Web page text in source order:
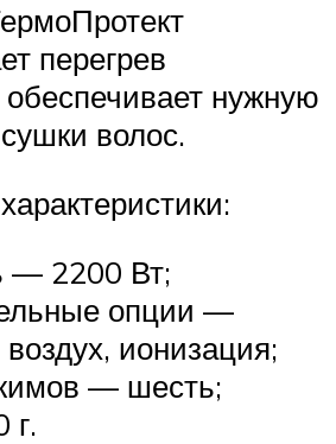
перегрев
обеспечивает нужную
волос.
— 2200 Вт;
опции —
ионизация;
— шесть;
г.